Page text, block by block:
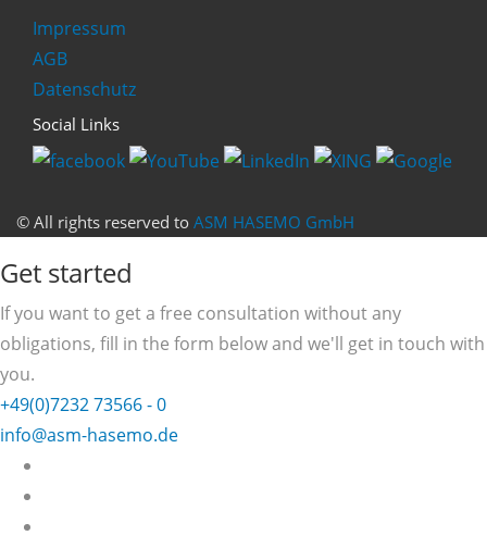
Impressum
AGB
Datenschutz
Social Links
© All rights reserved to ASM HASEMO GmbH
Get started
If you want to get a free consultation without any
obligations, fill in the form below and we'll get in touch with
you.
+49(0)7232 73566 - 0
info@asm-hasemo.de